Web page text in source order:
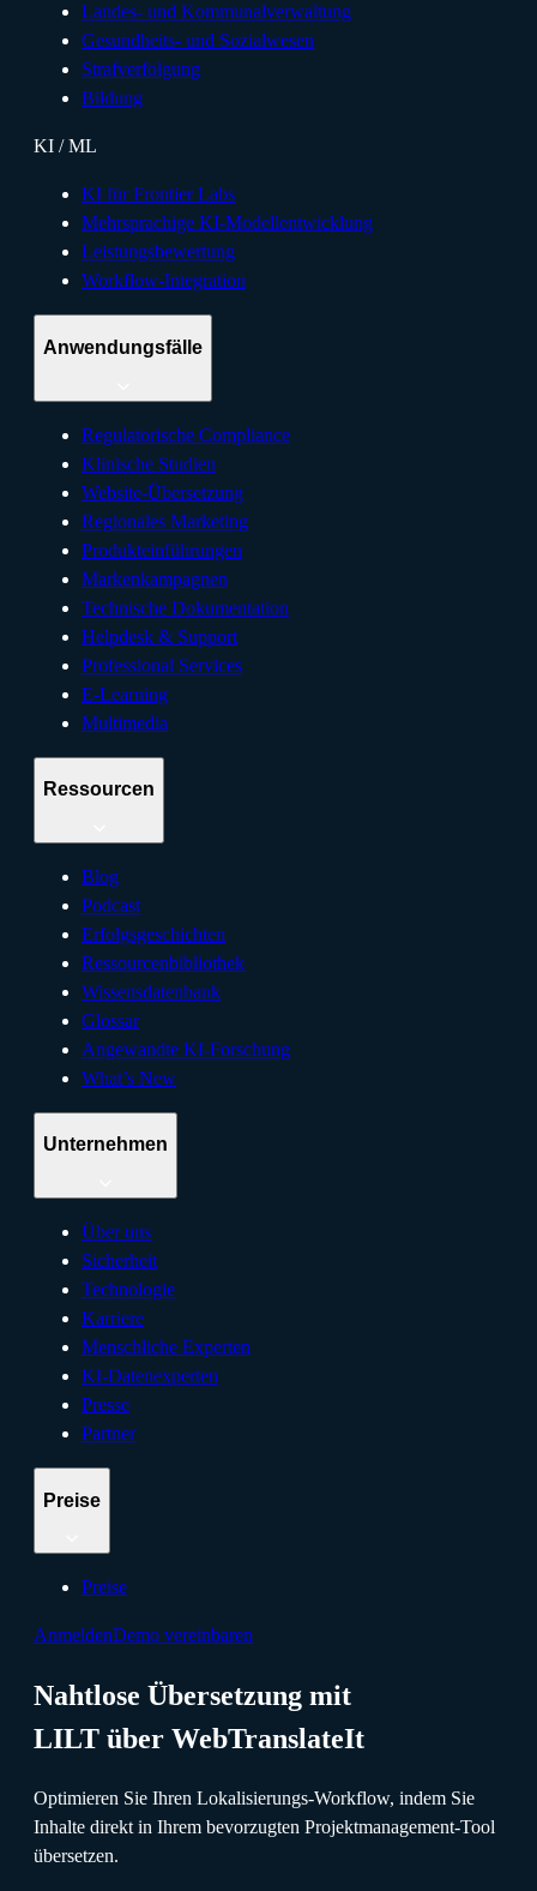
Landes- und Kommunalverwaltung
Gesundheits- und Sozialwesen
Strafverfolgung
Bildung
KI / ML
KI für Frontier Labs
Mehrsprachige KI-Modellentwicklung
Leistungsbewertung
Workflow-Integration
Anwendungsfälle
Regulatorische Compliance
Klinische Studien
Website-Übersetzung
Regionales Marketing
Produkteinführungen
Markenkampagnen
Technische Dokumentation
Helpdesk & Support
Professional Services
E-Learning
Multimedia
Ressourcen
Blog
Podcast
Erfolgsgeschichten
Ressourcenbibliothek
Wissensdatenbank
Glossar
Angewandte KI-Forschung
What’s New
Unternehmen
Über uns
Sicherheit
Technologie
Karriere
Menschliche Experten
KI-Datenexperten
Presse
Partner
Preise
Preise
AnmeldenDemo vereinbaren
Nahtlose Übersetzung mit
LILT über WebTranslateIt
Optimieren Sie Ihren Lokalisierungs-Workflow, indem Sie
Inhalte direkt in Ihrem bevorzugten Projektmanagement-Tool
übersetzen.